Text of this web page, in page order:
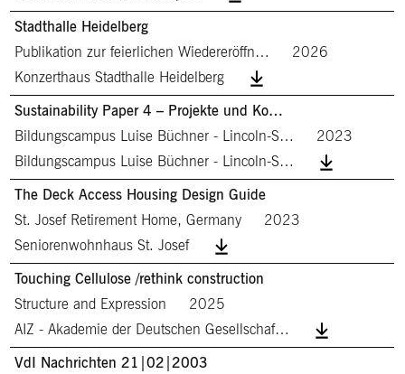
Stadthalle Heidelberg
Publikation zur feierlichen Wiedereröffn…
2026
Konzerthaus Stadthalle Heidelberg
Sustainability Paper 4 – Projekte und Ko…
Bildungscampus Luise Büchner - Lincoln-S…
2023
Bildungscampus Luise Büchner - Lincoln-S…
The Deck Access Housing Design Guide
St. Josef Retirement Home, Germany
2023
Seniorenwohnhaus St. Josef
Touching Cellulose /rethink construction
Structure and Expression
2025
AIZ - Akademie der Deutschen Gesellschaf…
VdI Nachrichten 21|02|2003